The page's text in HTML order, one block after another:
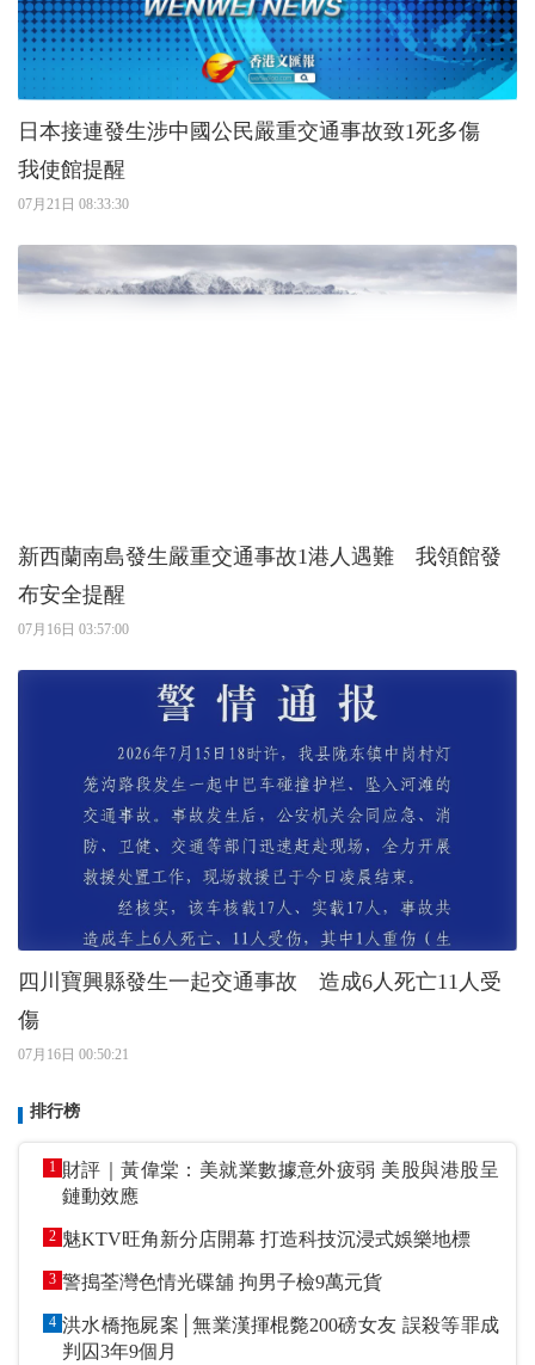
日本接連發生涉中國公民嚴重交通事故致1死多傷
我使館提醒
07月21日 08:33:30
新西蘭南島發生嚴重交通事故1港人遇難 我領館發
布安全提醒
07月16日 03:57:00
四川寶興縣發生一起交通事故 造成6人死亡11人受
傷
07月16日 00:50:21
排行榜
1 財評｜黃偉棠：美就業數據意外疲弱 美股與港股呈
鏈動效應
2 魅KTV旺角新分店開幕 打造科技沉浸式娛樂地標
3 警搗荃灣色情光碟舖 拘男子檢9萬元貨
4 洪水橋拖屍案│無業漢揮棍斃200磅女友 誤殺等罪成
判囚3年9個月